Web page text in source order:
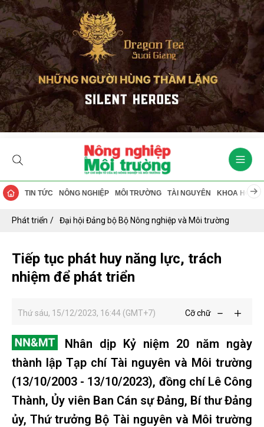
TIN TỨC NÔNG NGHIỆP MÔI TRƯỜNG TÀI NGUYÊN KHOA HỌC
Phát triển Đại hội Đảng bộ Bộ Nông nghiệp và Môi trường
Tiếp tục phát huy năng lực, trách
nhiệm để phát triển
Thứ sáu, 15/12/2023, 16:44 (GMT+7) Cỡ chữ
Nhân dịp Kỷ niệm 20 năm ngày
thành lập Tạp chí Tài nguyên và Môi trường
(13/10/2003 - 13/10/2023), đồng chí Lê Công
Thành, Ủy viên Ban Cán sự Đảng, Bí thư Đảng
ủy, Thứ trưởng Bộ Tài nguyên và Môi trường